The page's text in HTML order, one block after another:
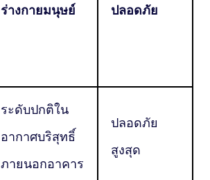
ร่างกายมนุษย์
ปลอดภัย
ระดับปกติใน
อากาศบริสุทธิ์
ภายนอกอาคาร
ปลอดภัย
สูงสุด